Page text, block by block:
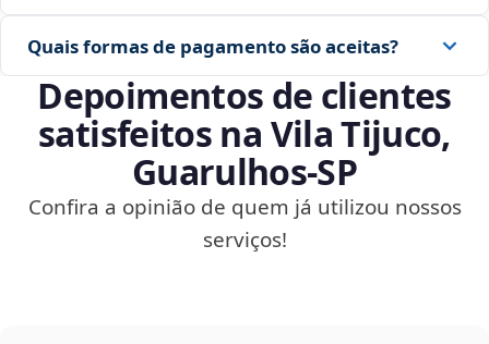
Quais formas de pagamento são aceitas?
Depoimentos de clientes
satisfeitos na Vila Tijuco,
Guarulhos‑SP
Confira a opinião de quem já utilizou nossos
serviços!